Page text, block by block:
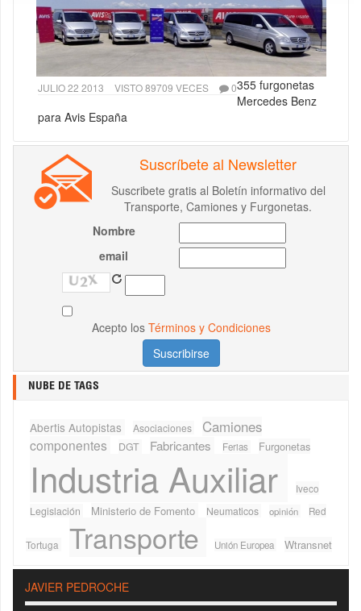
JULIO 22 2013 VISTO 89709 VECES 0355 furgonetas
Mercedes Benz
para Avis España
Suscríbete al Newsletter
Suscribete gratis al Boletín informativo del
Transporte, Camiones y Furgonetas.
Nombre
email
Acepto los Términos y Condiciones
NUBE DE TAGS
Abertis Autopistas Asociaciones Camiones
componentes DGT Fabricantes Ferias Furgonetas
Industria Auxiliar
Iveco
Legislación
Ministerio de Fomento Neumaticos opinión Red
Tortuga Transporte Unión Europea Wtransnet
JAVIER PEDROCHE